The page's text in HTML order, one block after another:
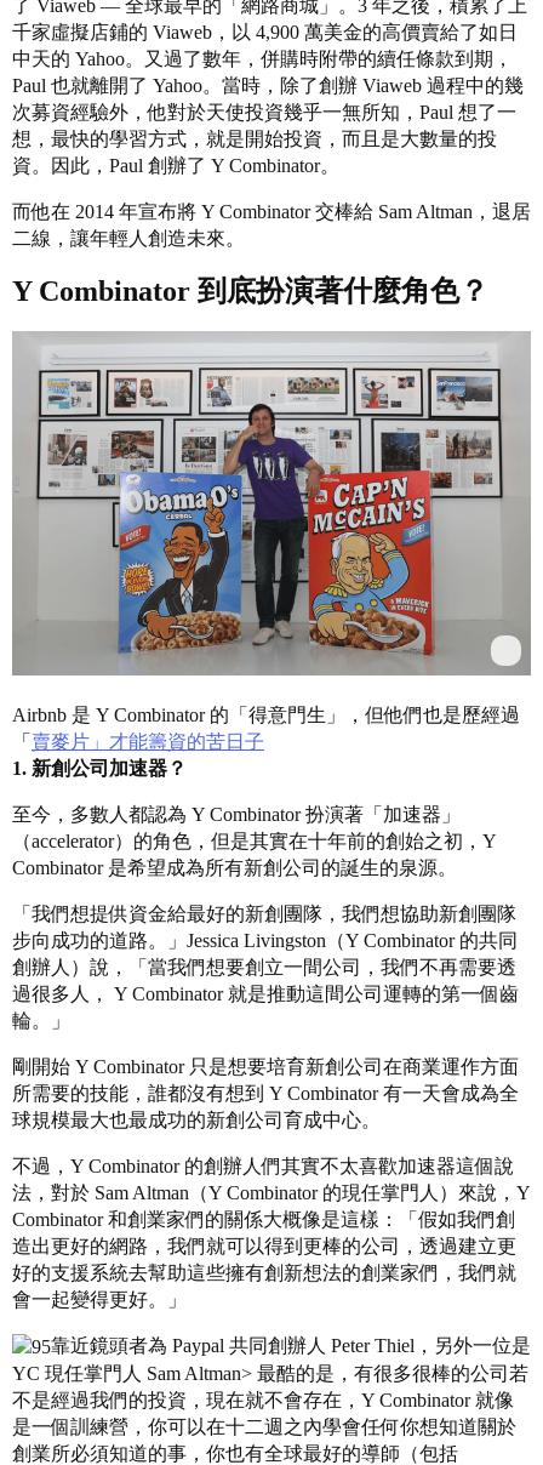
了 Viaweb — 全球最早的「網路商城」。3 年之後，積累了上
千家虛擬店鋪的 Viaweb，以 4,900 萬美金的高價賣給了如日
中天的 Yahoo。又過了數年，併購時附帶的續任條款到期，
Paul 也就離開了 Yahoo。當時，除了創辦 Viaweb 過程中的幾
次募資經驗外，他對於天使投資幾乎一無所知，Paul 想了一
想，最快的學習方式，就是開始投資，而且是大數量的投
資。因此，Paul 創辦了 Y Combinator。
而他在 2014 年宣布將 Y Combinator 交棒給 Sam Altman，退居
二線，讓年輕人創造未來。
Y Combinator 到底扮演著什麼角色？
Airbnb 是 Y Combinator 的「得意門生」，但他們也是歷經過
「 賣麥片」才能籌資的苦日子
1. 新創公司加速器？
至今，多數人都認為 Y Combinator 扮演著「加速器」
（accelerator）的角色，但是其實在十年前的創始之初，Y
Combinator 是希望成為所有新創公司的誕生的泉源。
「我們想提供資金給最好的新創團隊，我們想協助新創團隊
步向成功的道路。」Jessica Livingston（Y Combinator 的共同
創辦人）說，「當我們想要創立一間公司，我們不再需要透
過很多人， Y Combinator 就是推動這間公司運轉的第一個齒
輪。」
剛開始 Y Combinator 只是想要培育新創公司在商業運作方面
所需要的技能，誰都沒有想到 Y Combinator 有一天會成為全
球規模最大也最成功的新創公司育成中心。
不過，Y Combinator 的創辦人們其實不太喜歡加速器這個說
法，對於 Sam Altman（Y Combinator 的現任掌門人）來說，Y
Combinator 和創業家們的關係大概像是這樣：「假如我們創
造出更好的網路，我們就可以得到更棒的公司，透過建立更
好的支援系統去幫助這些擁有創新想法的創業家們，我們就
會一起變得更好。」
靠近鏡頭者為 Paypal 共同創辦人 Peter Thiel，另外一位是
YC 現任掌門人 Sam Altman> 最酷的是，有很多很棒的公司若
不是經過我們的投資，現在就不會存在，Y Combinator 就像
是一個訓練營，你可以在十二週之內學會任何你想知道關於
創業所必須知道的事，你也有全球最好的導師（包括